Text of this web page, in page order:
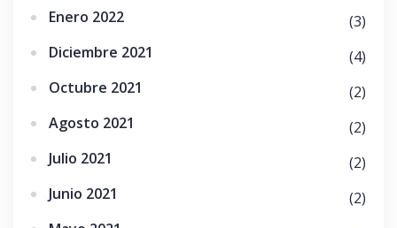
Enero 2022
(3)
Diciembre 2021
(4)
Octubre 2021
(2)
Agosto 2021
(2)
Julio 2021
(2)
Junio 2021
(2)